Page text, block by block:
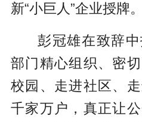
新“小巨人”企业授牌。
彭冠雄在致辞
部门精心组织、密
校园、走进社区、
千家万户，真正让